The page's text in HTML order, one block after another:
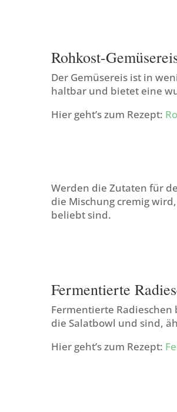
Rohkost-
Der Gemüsereis ist in
haltbar und bietet eine
Hier geht’s zum Rezept:
Werden die Zutaten für
die Mischung cremig
beliebt sind.
Fermentierte
Fermentierte Radieschen
die Salatbowl und sind,
Hier geht’s zum Rezept: